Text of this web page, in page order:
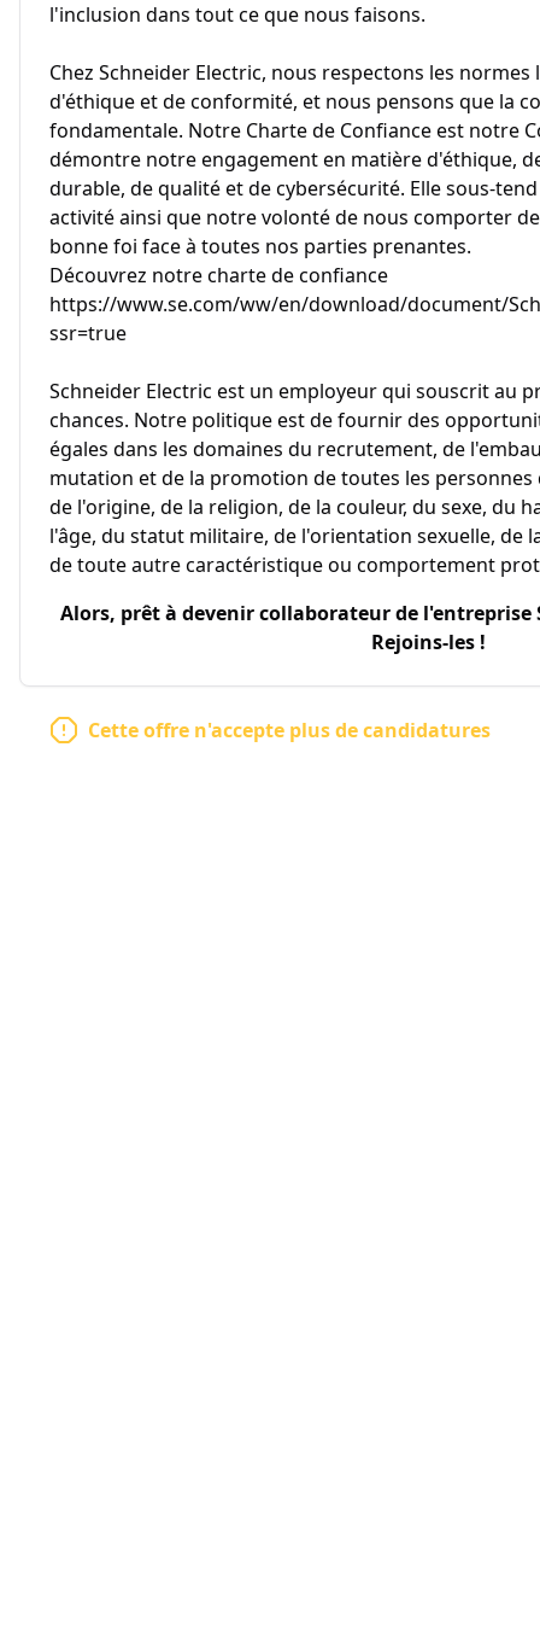
l'inclusion dans tout ce que nous faisons.
Chez Schneider Electric, nous respectons les
d'éthique et de conformité, et nous pensons que la
fondamentale. Notre Charte de Confiance est notre
démontre notre engagement en matière d'éthique,
durable, de qualité et de cybersécurité. Elle sous-
activité ainsi que notre volonté de nous comporter
bonne foi face à toutes nos parties prenantes.
Découvrez notre charte de confiance
https://www.se.com/ww/en/download/document/
ssr=true
Schneider Electric est un employeur qui souscrit au
chances. Notre politique est de fournir des
égales dans les domaines du recrutement, de
mutation et de la promotion de toutes les
de l'origine, de la religion, de la couleur, du sexe, du
l'âge, du statut militaire, de l'orientation sexuelle, de
de toute autre caractéristique ou comportement
Alors, prêt à devenir collaborateur de l'entreprise
Rejoins-les !
Cette offre n'accepte plus de candidatures